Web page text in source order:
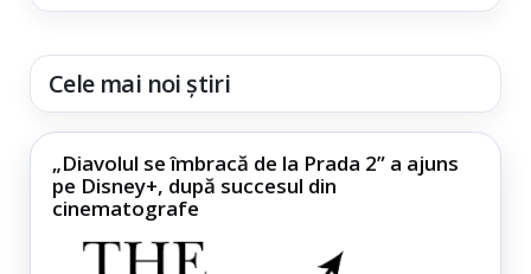
Cele mai noi știri
„Diavolul se îmbracă de la Prada 2” a ajuns
pe Disney+, după succesul din
cinematografe